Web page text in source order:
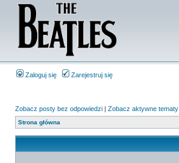
Zaloguj się Zarejestruj się
Zobacz posty bez odpowiedzi | Zobacz aktywne tematy
Strona główna